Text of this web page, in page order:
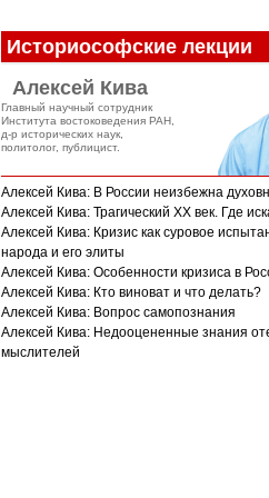
Историософские лекции
Алексей Кива
Главный научный сотрудник
Института востоковедения РАН,
д-р исторических наук,
политолог, публицист.
Алексей Кива: В России неизбежна
Алексей Кива: Трагический XX век. Где
Алексей Кива: Кризис как суровое
народа и его элиты
Алексей Кива: Особенности кризиса в
Алексей Кива: Кто виноват и что делать?
Алексей Кива: Вопрос самопознания
Алексей Кива: Недооцененные знания
мыслителей